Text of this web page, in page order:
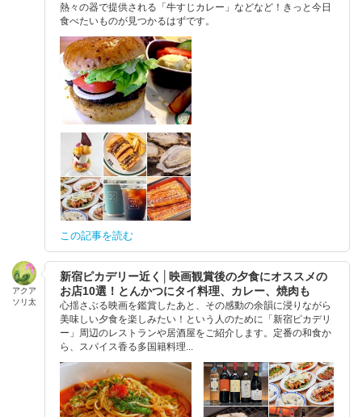
熱々の器で提供される「牛すじカレー」などなど！きっと今日
食べたいものが見つかるはずです。
この記事を読む
アクア
ソリ太
新宿ピカデリー近く│映画観賞後の夕食にオススメの
お店10選！とんかつにタイ料理、カレー、焼肉も
心揺さぶる映画を鑑賞したあと、その感動の余韻に浸りながら
美味しい夕食を楽しみたい！という人のために「新宿ピカデリ
ー」周辺のレストランや居酒屋をご紹介します。定番の和食か
ら、スパイス香る多国籍料理...